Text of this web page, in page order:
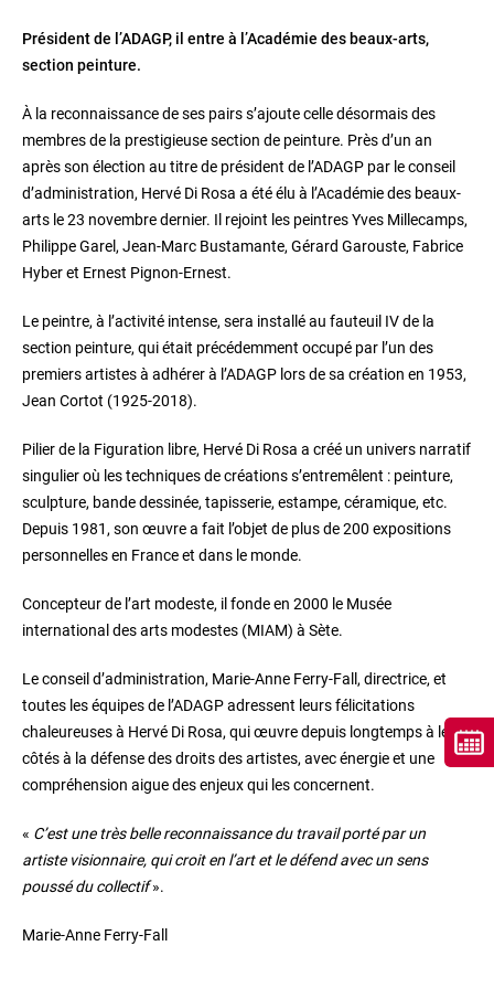
Président de l’ADAGP, il entre à l’Académie des beaux-arts,
section peinture.
À la reconnaissance de ses pairs s’ajoute celle désormais des
membres de la prestigieuse section de peinture. Près d’un an
après son élection au titre de président de l’ADAGP par le conseil
d’administration, Hervé Di Rosa a été élu à l’Académie des beaux-
arts le 23 novembre dernier. Il rejoint les peintres Yves Millecamps,
Philippe Garel, Jean-Marc Bustamante, Gérard Garouste, Fabrice
Hyber et Ernest Pignon-Ernest.
Le peintre, à l’activité intense, sera installé au fauteuil IV de la
section peinture, qui était précédemment occupé par l’un des
premiers artistes à adhérer à l’ADAGP lors de sa création en 1953,
Jean Cortot (1925-2018).
Pilier de la Figuration libre, Hervé Di Rosa a créé un univers narratif
singulier où les techniques de créations s’entremêlent : peinture,
sculpture, bande dessinée, tapisserie, estampe, céramique, etc.
Depuis 1981, son œuvre a fait l’objet de plus de 200 expositions
personnelles en France et dans le monde.
Concepteur de l’art modeste, il fonde en 2000 le Musée
international des arts modestes (MIAM) à Sète.
Le conseil d’administration, Marie-Anne Ferry-Fall, directrice, et
toutes les équipes de l’ADAGP adressent leurs félicitations
chaleureuses à Hervé Di Rosa, qui œuvre depuis longtemps à leurs
côtés à la défense des droits des artistes, avec énergie et une
compréhension aigue des enjeux qui les concernent.
« C’est une très belle reconnaissance du travail porté par un
artiste visionnaire, qui croit en l’art et le défend avec un sens
poussé du collectif».
Marie-Anne Ferry-Fall